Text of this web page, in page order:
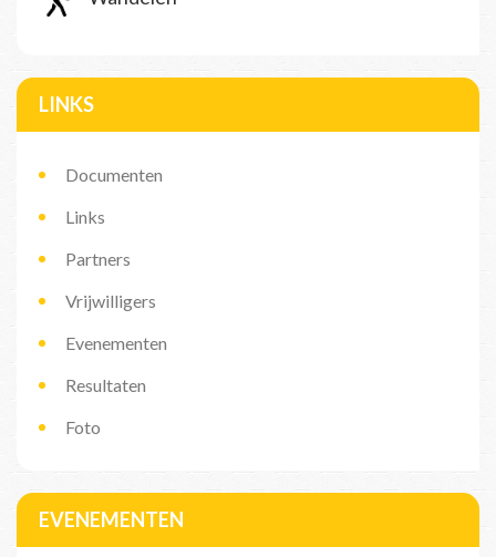
LINKS
Documenten
Links
Partners
Vrijwilligers
Evenementen
Resultaten
Foto
EVENEMENTEN